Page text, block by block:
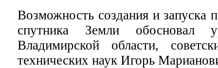
Возможность создания и запуска
спутника Земли обосновал
Владимирской области,
технических наук Игорь